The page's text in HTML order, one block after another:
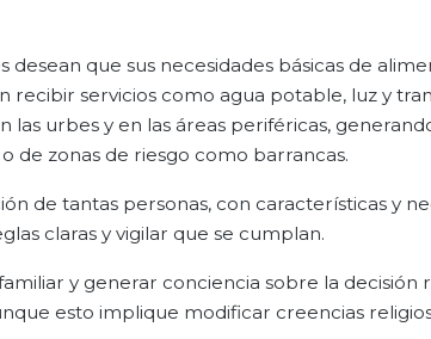
desean que sus necesidades básicas de
recibir servicios como agua potable, luz y
las urbes y en las áreas periféricas,
de zonas de riesgo como barrancas.
de tantas personas, con características y
claras y vigilar que se cumplan.
y generar conciencia sobre la
esto implique modificar creencias